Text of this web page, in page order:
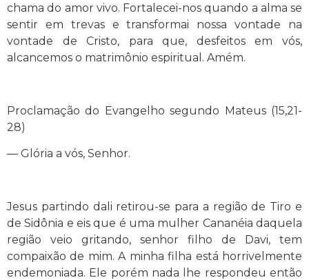
chama do amor vivo. Fortalecei-nos quando a alma se
sentir em trevas e transformai nossa vontade na
vontade de Cristo, para que, desfeitos em vós,
alcancemos o matrimônio espiritual. Amém.
Proclamação do Evangelho segundo Mateus (15,21-
28)
— Glória a vós, Senhor.
Jesus partindo dali retirou-se para a região de Tiro e
de Sidônia e eis que é uma mulher Cananéia daquela
região veio gritando, senhor filho de Davi, tem
compaixão de mim. A minha filha está horrivelmente
endemoniada. Ele porém nada lhe respondeu então